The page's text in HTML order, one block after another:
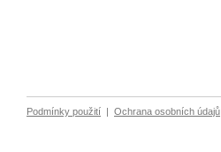
Podmínky použití | Ochrana osobních údajů